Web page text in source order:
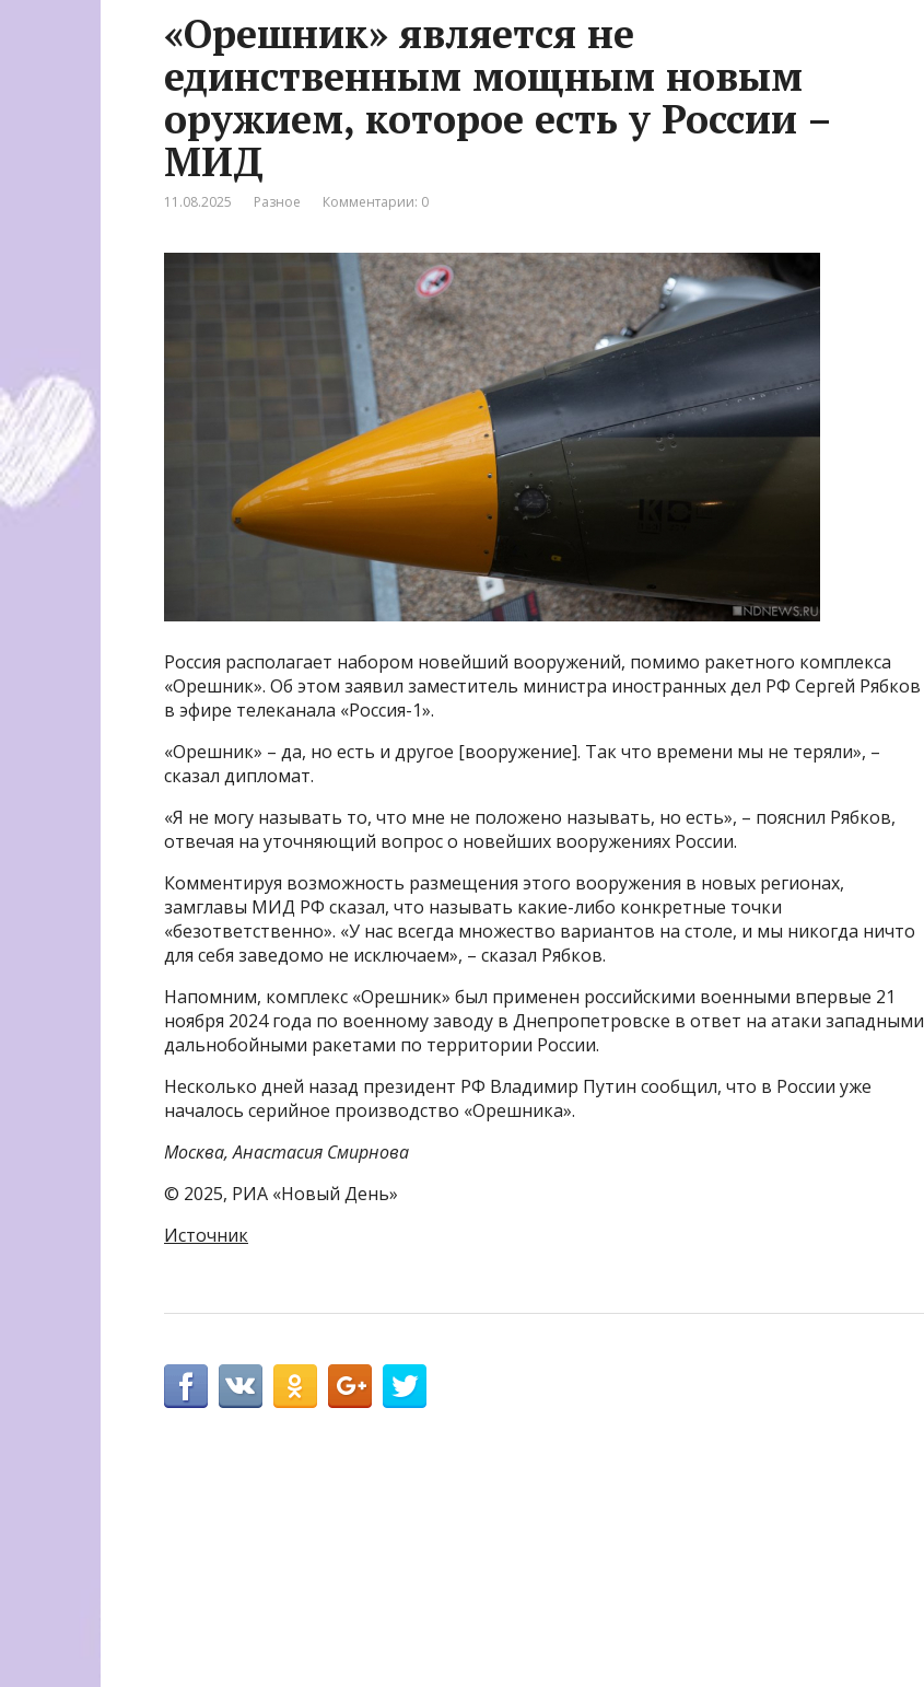
«Орешник» является не
единственным мощным новым
оружием, которое есть у России –
МИД
11.08.2025 Разное Комментарии: 0
Россия располагает набором новейший вооружений, помимо ракетного комплекса
«Орешник». Об этом заявил заместитель министра иностранных дел РФ Сергей Рябков
в эфире телеканала «Россия-1».
«Орешник» – да, но есть и другое [вооружение]. Так что времени мы не теряли», –
сказал дипломат.
«Я не могу называть то, что мне не положено называть, но есть», – пояснил Рябков,
отвечая на уточняющий вопрос о новейших вооружениях России.
Комментируя возможность размещения этого вооружения в новых регионах,
замглавы МИД РФ сказал, что называть какие-либо конкретные точки
«безответственно». «У нас всегда множество вариантов на столе, и мы никогда ничто
для себя заведомо не исключаем», – сказал Рябков.
Напомним, комплекс «Орешник» был применен российскими военными впервые 21
ноября 2024 года по военному заводу в Днепропетровске в ответ на атаки западными
дальнобойными ракетами по территории России.
Несколько дней назад президент РФ Владимир Путин сообщил, что в России уже
началось серийное производство «Орешника».
Москва, Анастасия Смирнова
© 2025, РИА «Новый День»
Источник